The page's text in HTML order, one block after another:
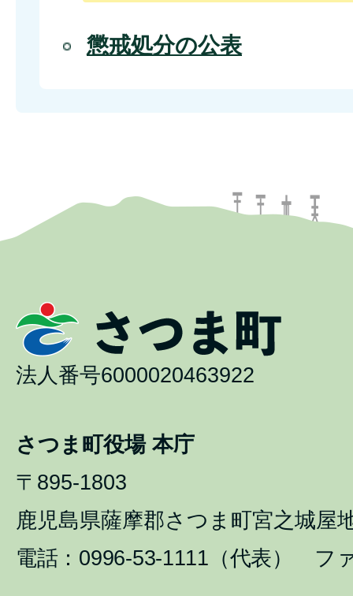
懲戒処分の公表
法人番号6000020463922
さつま町役場 本庁
〒895-1803
鹿児島県薩摩郡さつま町宮之城屋
電話：0996-53-1111（代表） フ